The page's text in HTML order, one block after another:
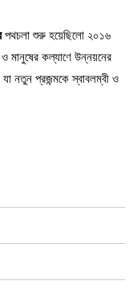
পথচলা শুরু হয়েছিলো ২০১৬
মানুষের কল্যাণে উন্নয়নের
যা নতুন প্রজন্মকে স্বাবলম্বী ও